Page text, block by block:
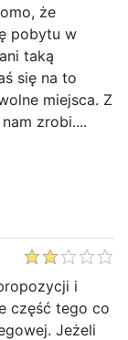
że
pobytu w
taką
się na to
miejsca. Z
zrobi....
i
część tego co
Jeżeli